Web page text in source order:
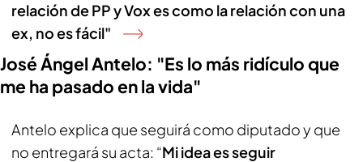
relación de PP y Vox es como la relación con una
ex, no es fácil"
José Ángel Antelo: "Es lo más ridículo que
me ha pasado en la vida"
Antelo explica que seguirá como diputado y que
no entregará su acta: “Mi idea es seguir